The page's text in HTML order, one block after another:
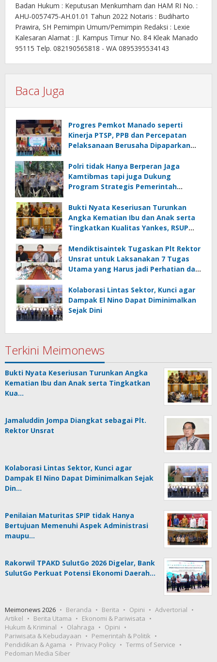
Badan Hukum : Keputusan Menkumham dan HAM RI No. :
AHU-0057475-AH.01.01 Tahun 2022 Notaris : Budiharto
Prawira, SH Pemimpin Umum/Pemimpin Redaksi : Lexie
Kalesaran Alamat : Jl. Kampus Timur No. 84 Kleak Manado
95115 Telp. 082190565818 - WA 0895395534143
Baca Juga
Progres Pemkot Manado seperti
Kinerja PTSP, PPB dan Percepatan
Pelaksanaan Berusaha Dipaparkan
dan Hilirisasi/BKPM
Polri tidak Hanya Berperan Jaga
Kamtibmas tapi juga Dukung
Program Strategis Pemerintah
Pangan
Bukti Nyata Keseriusan Turunkan
Angka Kematian Ibu dan Anak serta
Tingkatkan Kualitas Yankes, RSUP
Nasional
Mendiktisaintek Tugaskan Plt Rektor
Unsrat untuk Laksanakan 7 Tugas
Utama yang Harus jadi Perhatian dan
Kolaborasi Lintas Sektor, Kunci agar
Dampak El Nino Dapat Diminimalkan
Sejak Dini
Terkini Meimonews
Bukti Nyata Keseriusan Turunkan Angka
Kematian Ibu dan Anak serta Tingkatkan
Kua…
Jamaluddin Jompa Diangkat sebagai Plt.
Rektor Unsrat
Kolaborasi Lintas Sektor, Kunci agar
Dampak El Nino Dapat Diminimalkan Sejak
Din…
Penilaian Maturitas SPIP tidak Hanya
Bertujuan Memenuhi Aspek Administrasi
maupu…
Rakorwil TPAKD SulutGo 2026 Digelar, Bank
SulutGo Perkuat Potensi Ekonomi Daerah…
Meimonews 2026 Beranda Berita Opini
Advertorial
Artikel
Berita Utama
Ekonomi & Pariwisata
Hukum & Kriminal
Olahraga
Opini
Pariwisata & Kebudayaan
Pemerintah & Politik
Pendidikan & Agama
Privacy Policy
Terms of Service
Pedoman Media Siber